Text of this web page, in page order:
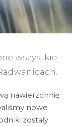
wszystkie
nawierzchnię
nowe
zostały